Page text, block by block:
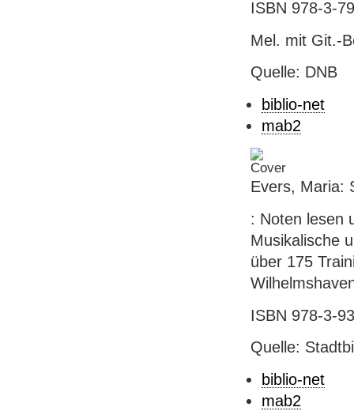
ISBN 978-3-
Mel. mit Git.-
Quelle: DNB
biblio-net
mab2
Evers, Maria:
: Noten lesen
Musikalische
über 175
ISBN 978-3-
Quelle:
biblio-net
mab2